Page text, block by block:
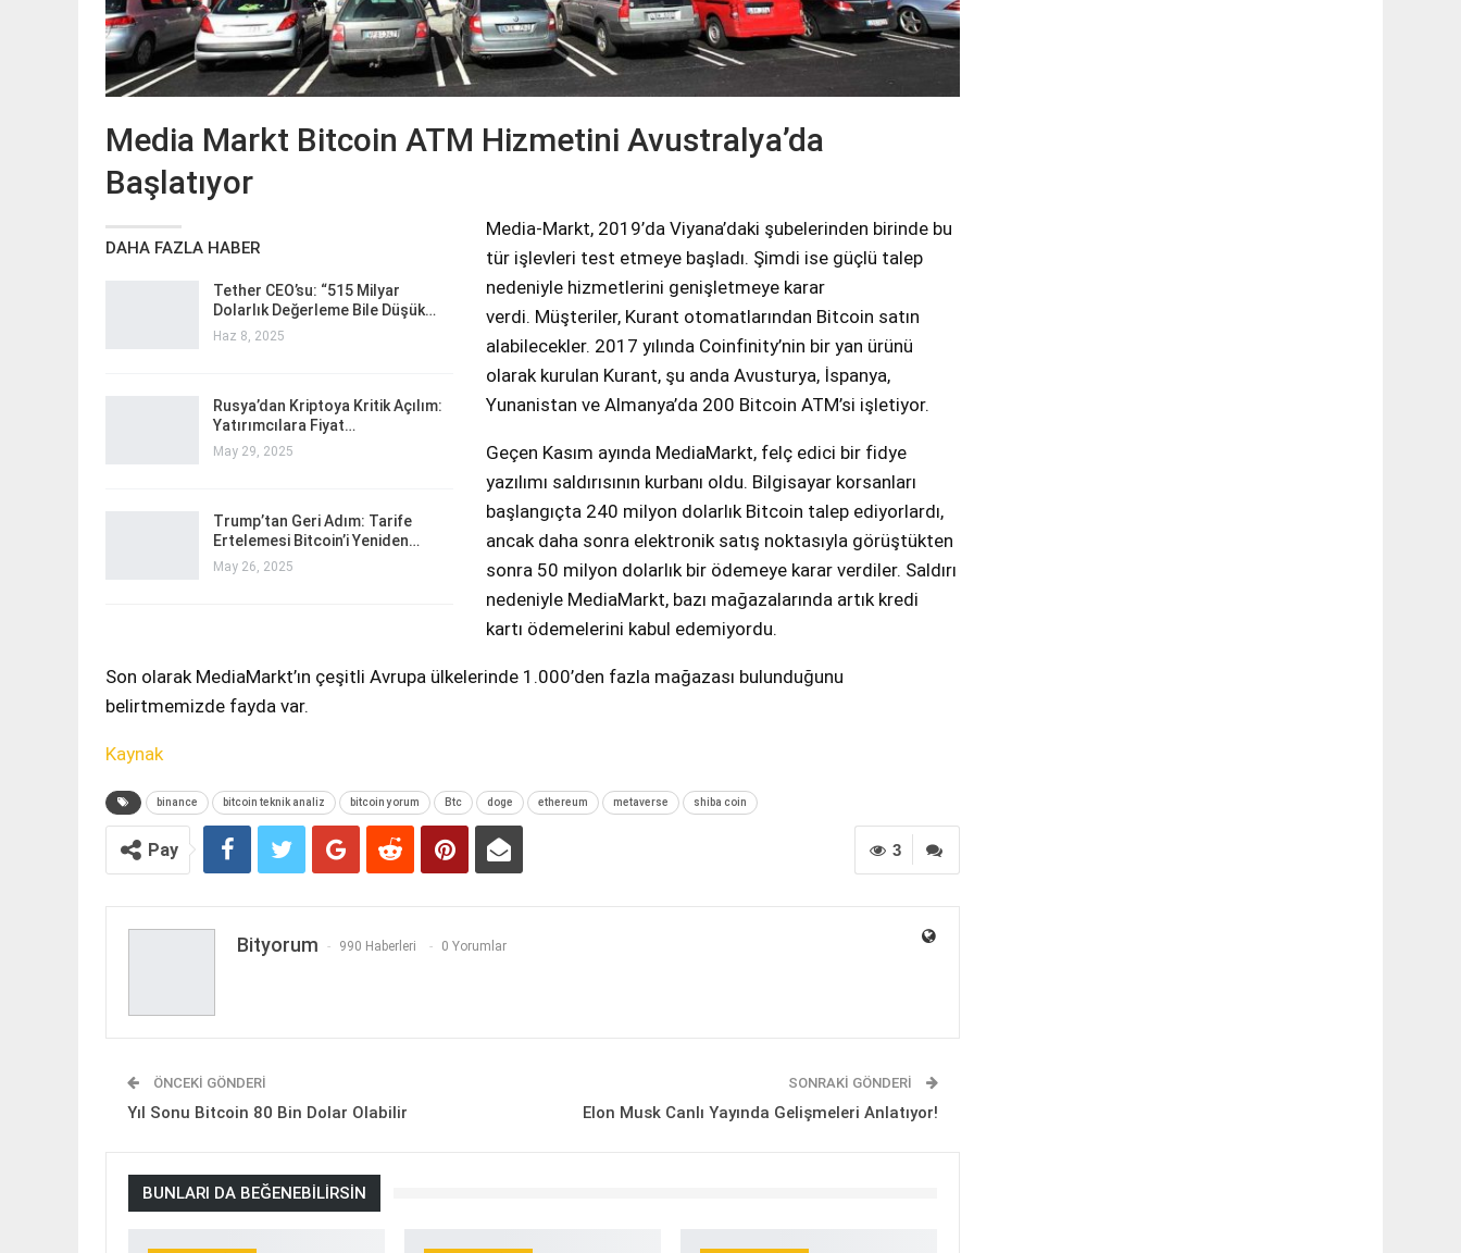
Media Markt Bitcoin ATM Hizmetini Avustralya’da
Başlatıyor
DAHA FAZLA HABER
Tether CEO’su: “515 Milyar
Dolarlık Değerleme Bile Düşük…
Haz 8, 2025
Rusya’dan Kriptoya Kritik Açılım:
Yatırımcılara Fiyat…
May 29, 2025
Trump’tan Geri Adım: Tarife
Ertelemesi Bitcoin’i Yeniden…
May 26, 2025
Media-Markt, 2019’da Viyana’daki şubelerinden birinde bu
tür işlevleri test etmeye başladı. Şimdi ise güçlü talep
nedeniyle hizmetlerini genişletmeye karar
verdi. Müşteriler, Kurant otomatlarından Bitcoin satın
alabilecekler. 2017 yılında Coinfinity’nin bir yan ürünü
olarak kurulan Kurant, şu anda Avusturya, İspanya,
Yunanistan ve Almanya’da 200 Bitcoin ATM’si işletiyor.
Geçen Kasım ayında MediaMarkt, felç edici bir fidye
yazılımı saldırısının kurbanı oldu. Bilgisayar korsanları
başlangıçta 240 milyon dolarlık Bitcoin talep ediyorlardı,
ancak daha sonra elektronik satış noktasıyla görüştükten
sonra 50 milyon dolarlık bir ödemeye karar verdiler. Saldırı
nedeniyle MediaMarkt, bazı mağazalarında artık kredi
kartı ödemelerini kabul edemiyordu.
Son olarak MediaMarkt’ın çeşitli Avrupa ülkelerinde 1.000’den fazla mağazası bulunduğunu
belirtmemizde fayda var.
Kaynak
binance bitcoin teknik analiz bitcoin yorum Btc doge ethereum metaverse shiba coin
3
Pay
Bityorum 990 Haberleri 0 Yorumlar
ÖNCEKI GÖNDERI
Yıl Sonu Bitcoin 80 Bin Dolar Olabilir
SONRAKI GÖNDERI
Elon Musk Canlı Yayında Gelişmeleri Anlatıyor!
BUNLARI DA BEĞENEBILIRSIN